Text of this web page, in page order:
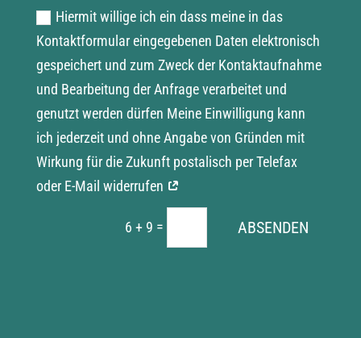
Hiermit willige ich ein dass meine in das
Kontaktformular eingegebenen Daten elektronisch
gespeichert und zum Zweck der Kontaktaufnahme
und Bearbeitung der Anfrage verarbeitet und
genutzt werden dürfen Meine Einwilligung kann
ich jederzeit und ohne Angabe von Gründen mit
Wirkung für die Zukunft postalisch per Telefax
oder E-Mail widerrufen
6 + 9 = ABSENDEN